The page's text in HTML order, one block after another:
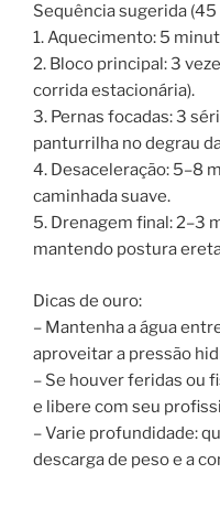
Sequência sugerida
1. Aquecimento: 5
2. Bloco principal: 3
corrida estacionária).
3. Pernas focadas: 3
panturrilha no degrau
4. Desaceleração: 5–8
caminhada suave.
5. Drenagem final: 2–3
mantendo postura
Dicas de ouro:
– Mantenha a água
aproveitar a pressão
– Se houver feridas ou
e libere com seu
– Varie profundidade:
descarga de peso e a